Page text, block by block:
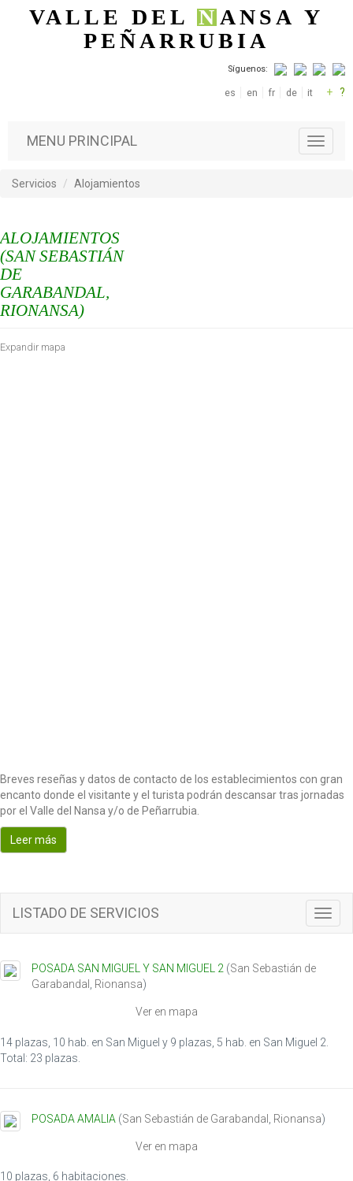
Pasar al contenido principal
VALLE DELNANSA Y
PEÑARRUBIA
Síguenos:
es en fr de it + ?
T
o
MENU PRINCIPAL
Servicios Alojamientos
ALOJAMIENTOS
(SAN SEBASTIÁN
DE
GARABANDAL,
RIONANSA)
Expandir mapa
Breves reseñas y datos de contacto de los establecimientos con gran
encanto donde el visitante y el turista podrán descansar tras jornadas
por el Valle del Nansa y/o de Peñarrubia.
Leer más
T
o
v
i
LISTADO DE SERVICIOS
POSADA SAN MIGUEL Y SAN MIGUEL 2 (San Sebastián de
Garabandal
Rionansa)
Ver en mapa
14 plazas, 10 hab. en San Miguel y 9 plazas, 5 hab. en San Miguel 2.
Total: 23 plazas.
POSADA AMALIA (San Sebastián de Garabandal Rionansa)
Ver en mapa
10 plazas, 6 habitaciones.